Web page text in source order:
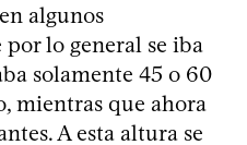
algunos
lo general se iba
solamente 45 o 60
mientras que ahora
A esta altura se